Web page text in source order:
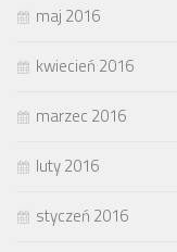
maj 2016
kwiecień 2016
marzec 2016
luty 2016
styczeń 2016